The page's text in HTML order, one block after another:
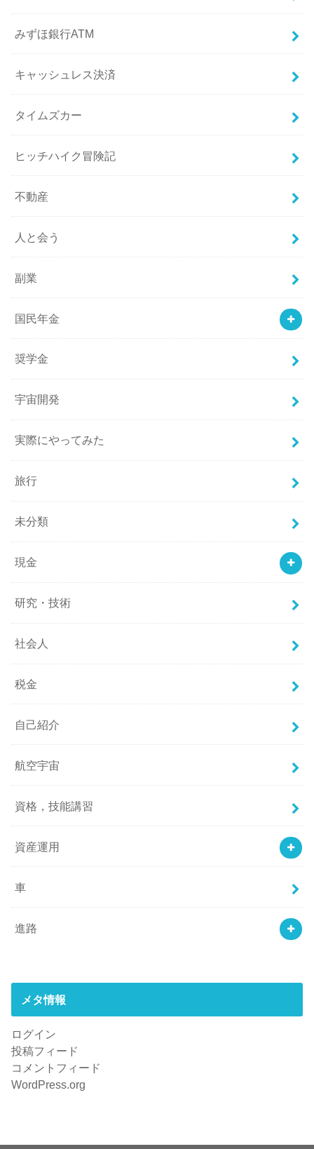
みずほ銀行ATM
キャッシュレス決済
タイムズカー
ヒッチハイク冒険記
不動産
人と会う
副業
国民年金
奨学金
宇宙開発
実際にやってみた
旅行
未分類
現金
研究・技術
社会人
税金
自己紹介
航空宇宙
資格，技能講習
資産運用
車
進路
メタ情報
ログイン
投稿フィード
コメントフィード
WordPress.org